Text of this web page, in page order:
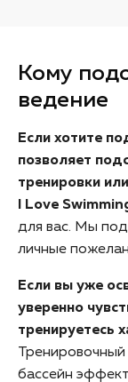
Кому
ведение
Если хотите
позволяет
тренировки
I Love
для вас. Мы
личные
Если вы уже
уверенно
тренируетесь
бассейн